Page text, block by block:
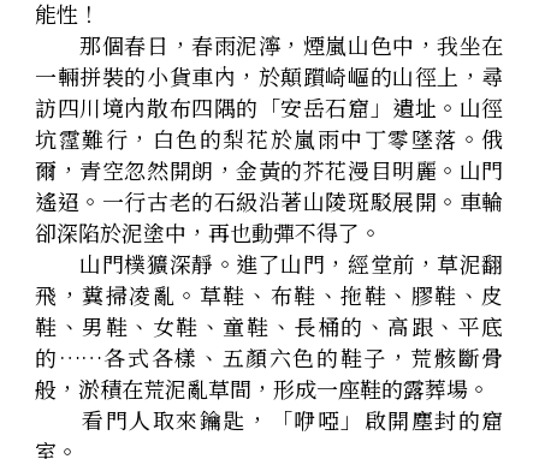
能性！
那個春日，春雨泥濘，煙嵐山色中，我坐在
一輛拼裝的小貨車內，於顛躓崎嶇的山徑上，尋
訪四川境內散布四隅的「安岳石窟」遺址。山徑
坑霪難行，白色的梨花於嵐雨中丁零墜落。俄
爾，青空忽然開朗，金黃的芥花漫目明麗。山門
遙迢。一行古老的石級沿著山陵斑駁展開。車輪
卻深陷於泥塗中，再也動彈不得了。
山門樸獷深靜。進了山門，經堂前，草泥翻
飛，糞掃凌亂。草鞋、布鞋、拖鞋、膠鞋、皮
鞋、男鞋、女鞋、童鞋、長桶的、高跟、平底
的……各式各樣、五顏六色的鞋子，荒骸斷骨
般，淤積在荒泥亂草間，形成一座鞋的露葬場。
看門人取來鑰匙，「咿啞」啟開塵封的窟
室。